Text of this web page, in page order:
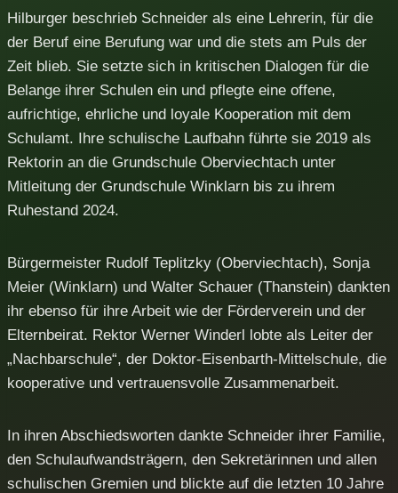
Hilburger beschrieb Schneider als eine Lehrerin, für die
der Beruf eine Berufung war und die stets am Puls der
Zeit blieb. Sie setzte sich in kritischen Dialogen für die
Belange ihrer Schulen ein und pflegte eine offene,
aufrichtige, ehrliche und loyale Kooperation mit dem
Schulamt. Ihre schulische Laufbahn führte sie 2019 als
Rektorin an die Grundschule Oberviechtach unter
Mitleitung der Grundschule Winklarn bis zu ihrem
Ruhestand 2024.
Bürgermeister Rudolf Teplitzky (Oberviechtach), Sonja
Meier (Winklarn) und Walter Schauer (Thanstein) dankten
ihr ebenso für ihre Arbeit wie der Förderverein und der
Elternbeirat. Rektor Werner Winderl lobte als Leiter der
„Nachbarschule“, der Doktor-Eisenbarth-Mittelschule, die
kooperative und vertrauensvolle Zusammenarbeit.
In ihren Abschiedsworten dankte Schneider ihrer Familie,
den Schulaufwandsträgern, den Sekretärinnen und allen
schulischen Gremien und blickte auf die letzten 10 Jahre